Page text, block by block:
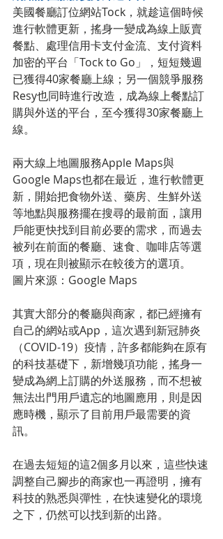
美國餐廳訂位網站Tock，就趁這個時候
進行軟體更新，搖身一變成為線上販賣
餐點、處理信用卡支付金流、支付資料
加密的平台「Tock to Go」，短短幾週
已獲得40家餐廳上線；另一個競爭服務
Resy也同時進行改造，成為線上餐點訂
購與外送的平台，至今獲得30家餐廳上
線。
兩大線上地圖服務Apple Maps與
Google Maps也都在最近，進行軟體更
新，開始把食物外送、藥房、生鮮外送
等地點與服務擺在搜尋的最前面，讓用
戶能更快找到目前必要的需求，而過去
被列在前面的餐廳、速食、咖啡店等選
項，現在則被顯示在較後方的選項。
圖片來源：Google Maps
其實大部分的餐廳與商家，都已經擁有
自己的網站或App，這次遇到新冠肺炎
（COVID-19）疫情，許多都能夠在原有
的科技基礎下，新增幾項功能，搖身一
變成為網上訂購的外送服務，而不想被
無法出門用戶遺忘的地圖應用，則是因
應時機，顯示了目前用戶最需要的資
訊。
在過去短短的這2個多月以來，這些快速
調整自己腳步的商家也一再證明，擁有
科技的熟悉與彈性，在快速變化的環境
之下，仍然可以找到新的出路。